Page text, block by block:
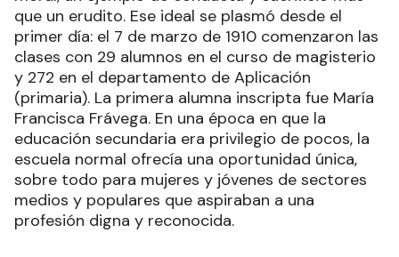
que un erudito. Ese ideal se plasmó desde el
primer día: el 7 de marzo de 1910 comenzaron las
clases con 29 alumnos en el curso de magisterio
y 272 en el departamento de Aplicación
(primaria). La primera alumna inscripta fue María
Francisca Frávega. En una época en que la
educación secundaria era privilegio de pocos, la
escuela normal ofrecía una oportunidad única,
sobre todo para mujeres y jóvenes de sectores
medios y populares que aspiraban a una
profesión digna y reconocida.